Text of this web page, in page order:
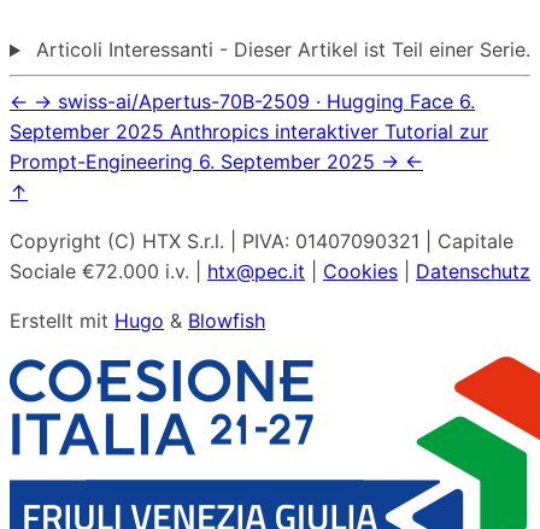
Articoli Interessanti - Dieser Artikel ist Teil einer Serie.
← → swiss-ai/Apertus-70B-2509 · Hugging Face 6.
September 2025 Anthropics interaktiver Tutorial zur
Prompt-Engineering 6. September 2025 → ←
↑
Copyright (C) HTX S.r.l. | PIVA: 01407090321 | Capitale
Sociale €72.000 i.v. | htx@pec.it Cookies Datenschutz
Erstellt mit Hugo & Blowfish